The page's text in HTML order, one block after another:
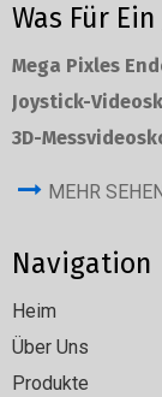
Was Für Ein
Mega Pixles
Joystick-
3D-
MEHR SEHEN
Navigation
Heim
Über Uns
Produkte